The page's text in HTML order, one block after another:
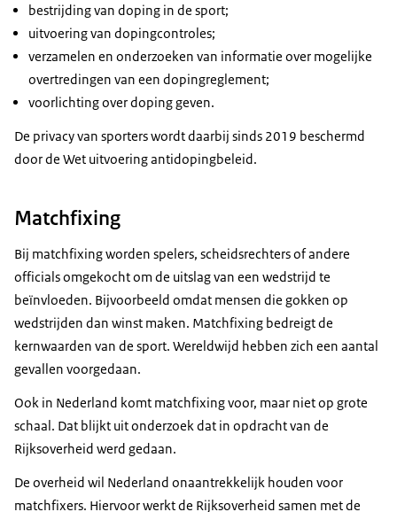
bestrijding van doping in de sport;
uitvoering van dopingcontroles;
verzamelen en onderzoeken van informatie over mogelijke
overtredingen van een dopingreglement;
voorlichting over doping geven.
De privacy van sporters wordt daarbij sinds 2019 beschermd
door de Wet uitvoering antidopingbeleid.
Matchfixing
Bij matchfixing worden spelers, scheidsrechters of andere
officials omgekocht om de uitslag van een wedstrijd te
beïnvloeden. Bijvoorbeeld omdat mensen die gokken op
wedstrijden dan winst maken. Matchfixing bedreigt de
kernwaarden van de sport. Wereldwijd hebben zich een aantal
gevallen voorgedaan.
Ook in Nederland komt matchfixing voor, maar niet op grote
schaal. Dat blijkt uit onderzoek dat in opdracht van de
Rijksoverheid werd gedaan.
De overheid wil Nederland onaantrekkelijk houden voor
matchfixers. Hiervoor werkt de Rijksoverheid samen met de